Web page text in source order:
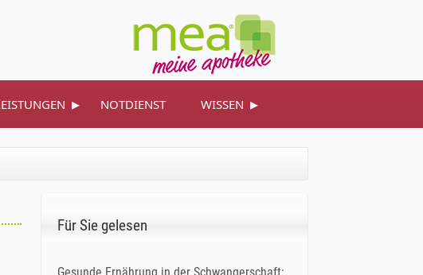
▸ NOTDIENST WISSEN ▸
Für Sie gelesen